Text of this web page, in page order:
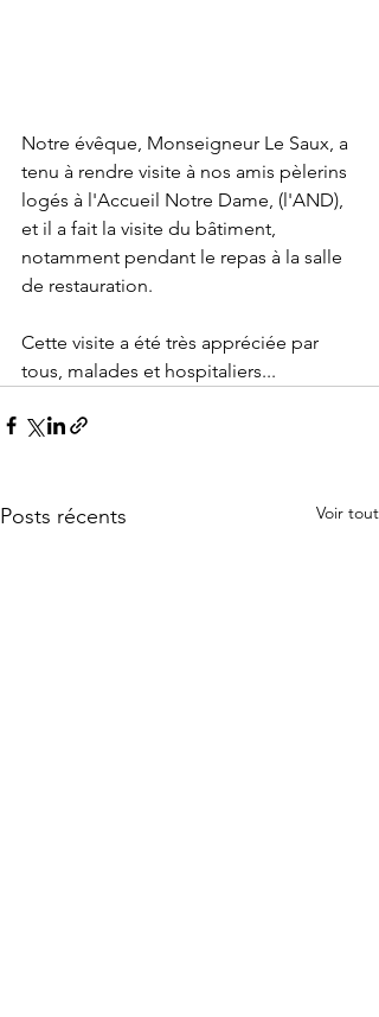
Notre évêque, Monseigneur Le Saux, a
tenu à rendre visite à nos amis pèlerins
logés à l'Accueil Notre Dame, (l'AND),
et il a fait la visite du bâtiment,
notamment pendant le repas à la salle
de restauration.
Cette visite a été très appréciée par
tous, malades et hospitaliers...
Posts récents Voir tout